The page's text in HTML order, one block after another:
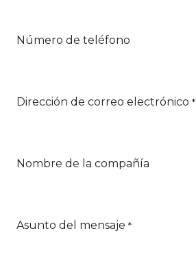
Número de teléfono
Dirección de correo electrónico *
Nombre de la compañía
Asunto del mensaje *